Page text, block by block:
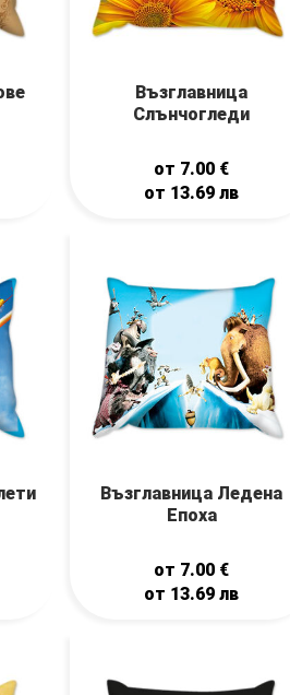
Възглавница
Слънчогледи
от 7.00 €
от 13.69лв
Възглавница Ледена
Епоха
от 7.00 €
от 13.69лв